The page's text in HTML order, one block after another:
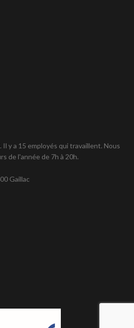
y a 15 employés qui travaillent. Nous
de l'année de 7h à 20h.
Gaillac